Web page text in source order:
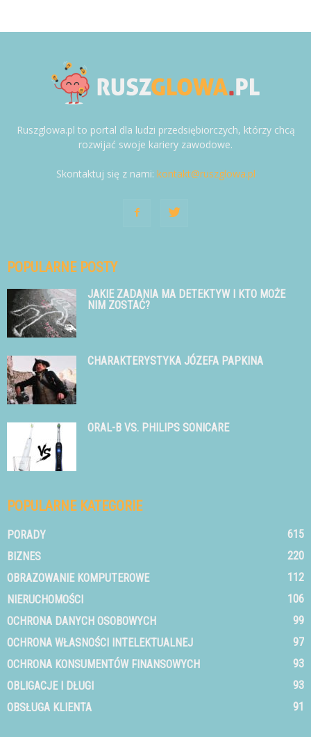
Ruszglowa.pl to portal dla ludzi przedsiębiorczych, którzy chcą
rozwijać swoje kariery zawodowe.
Skontaktuj się z nami: kontakt@ruszglowa.pl
POPULARNE POSTY
JAKIE ZADANIA MA DETEKTYW I KTO MOŻE
NIM ZOSTAĆ?
CHARAKTERYSTYKA JÓZEFA PAPKINA
ORAL-B VS. PHILIPS SONICARE
POPULARNE KATEGORIE
PORADY
615
BIZNES
220
OBRAZOWANIE KOMPUTEROWE
112
NIERUCHOMOŚCI
106
OCHRONA DANYCH OSOBOWYCH
99
OCHRONA WŁASNOŚCI INTELEKTUALNEJ
97
OCHRONA KONSUMENTÓW FINANSOWYCH
93
OBLIGACJE I DŁUGI
93
OBSŁUGA KLIENTA
91